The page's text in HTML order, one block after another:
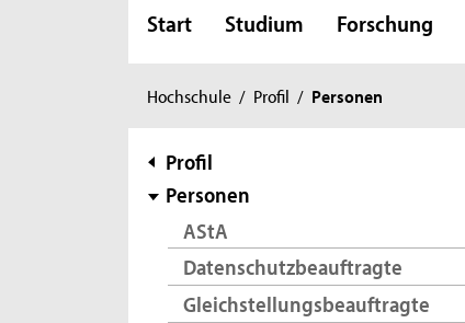
Start Studium Forschung
Sie
hier:
Hochschule / Profil / Personen
Subnavigation
Profil
Personen
AStA
Datenschutzbeauftragte
Gleichstellungsbeauftragte